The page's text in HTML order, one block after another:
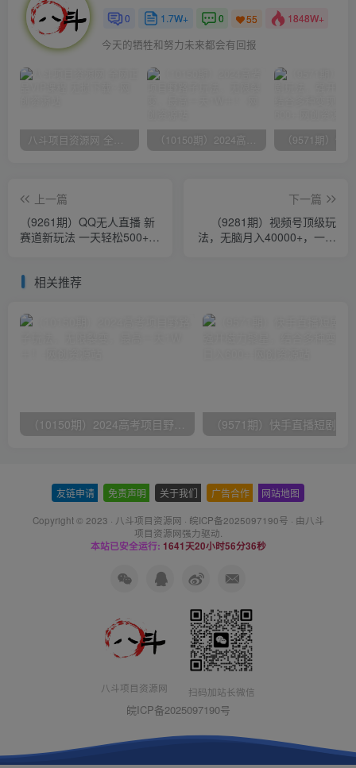
0 1.7W+ 0 55 1848W+
今天的牺牲和努力未来都会有回报
八斗项目资源网 全网正品VIP课程 无损下载~ （10150期）2024高考项目野路子玩法，无限裂变，最高一天1W＋！
上一篇
（9261期）QQ无人直播 新
赛道新玩法 一天轻松500+
下一篇
（9281期）视频号顶级玩
法，无脑月入40000+，一键
相关推荐
（10150期）2024高考项目野路子玩法，无限裂变，最高一天1W＋！
友链申请 免责声明 关于我们 广告合作 网站地图
Copyright © 2023 · 八斗项目资源网 · 皖ICP备2025097190号 · 由八斗
项目资源网强力驱动.
本站已安全运行: 1641天20小时56分36秒
八斗项目资源网 扫码加站长微信
皖ICP备2025097190号